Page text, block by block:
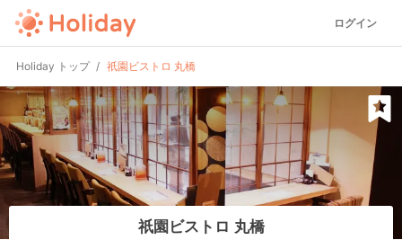
ログイン
Holiday トップ 祇園ビストロ 丸橋
祇園ビストロ 丸橋